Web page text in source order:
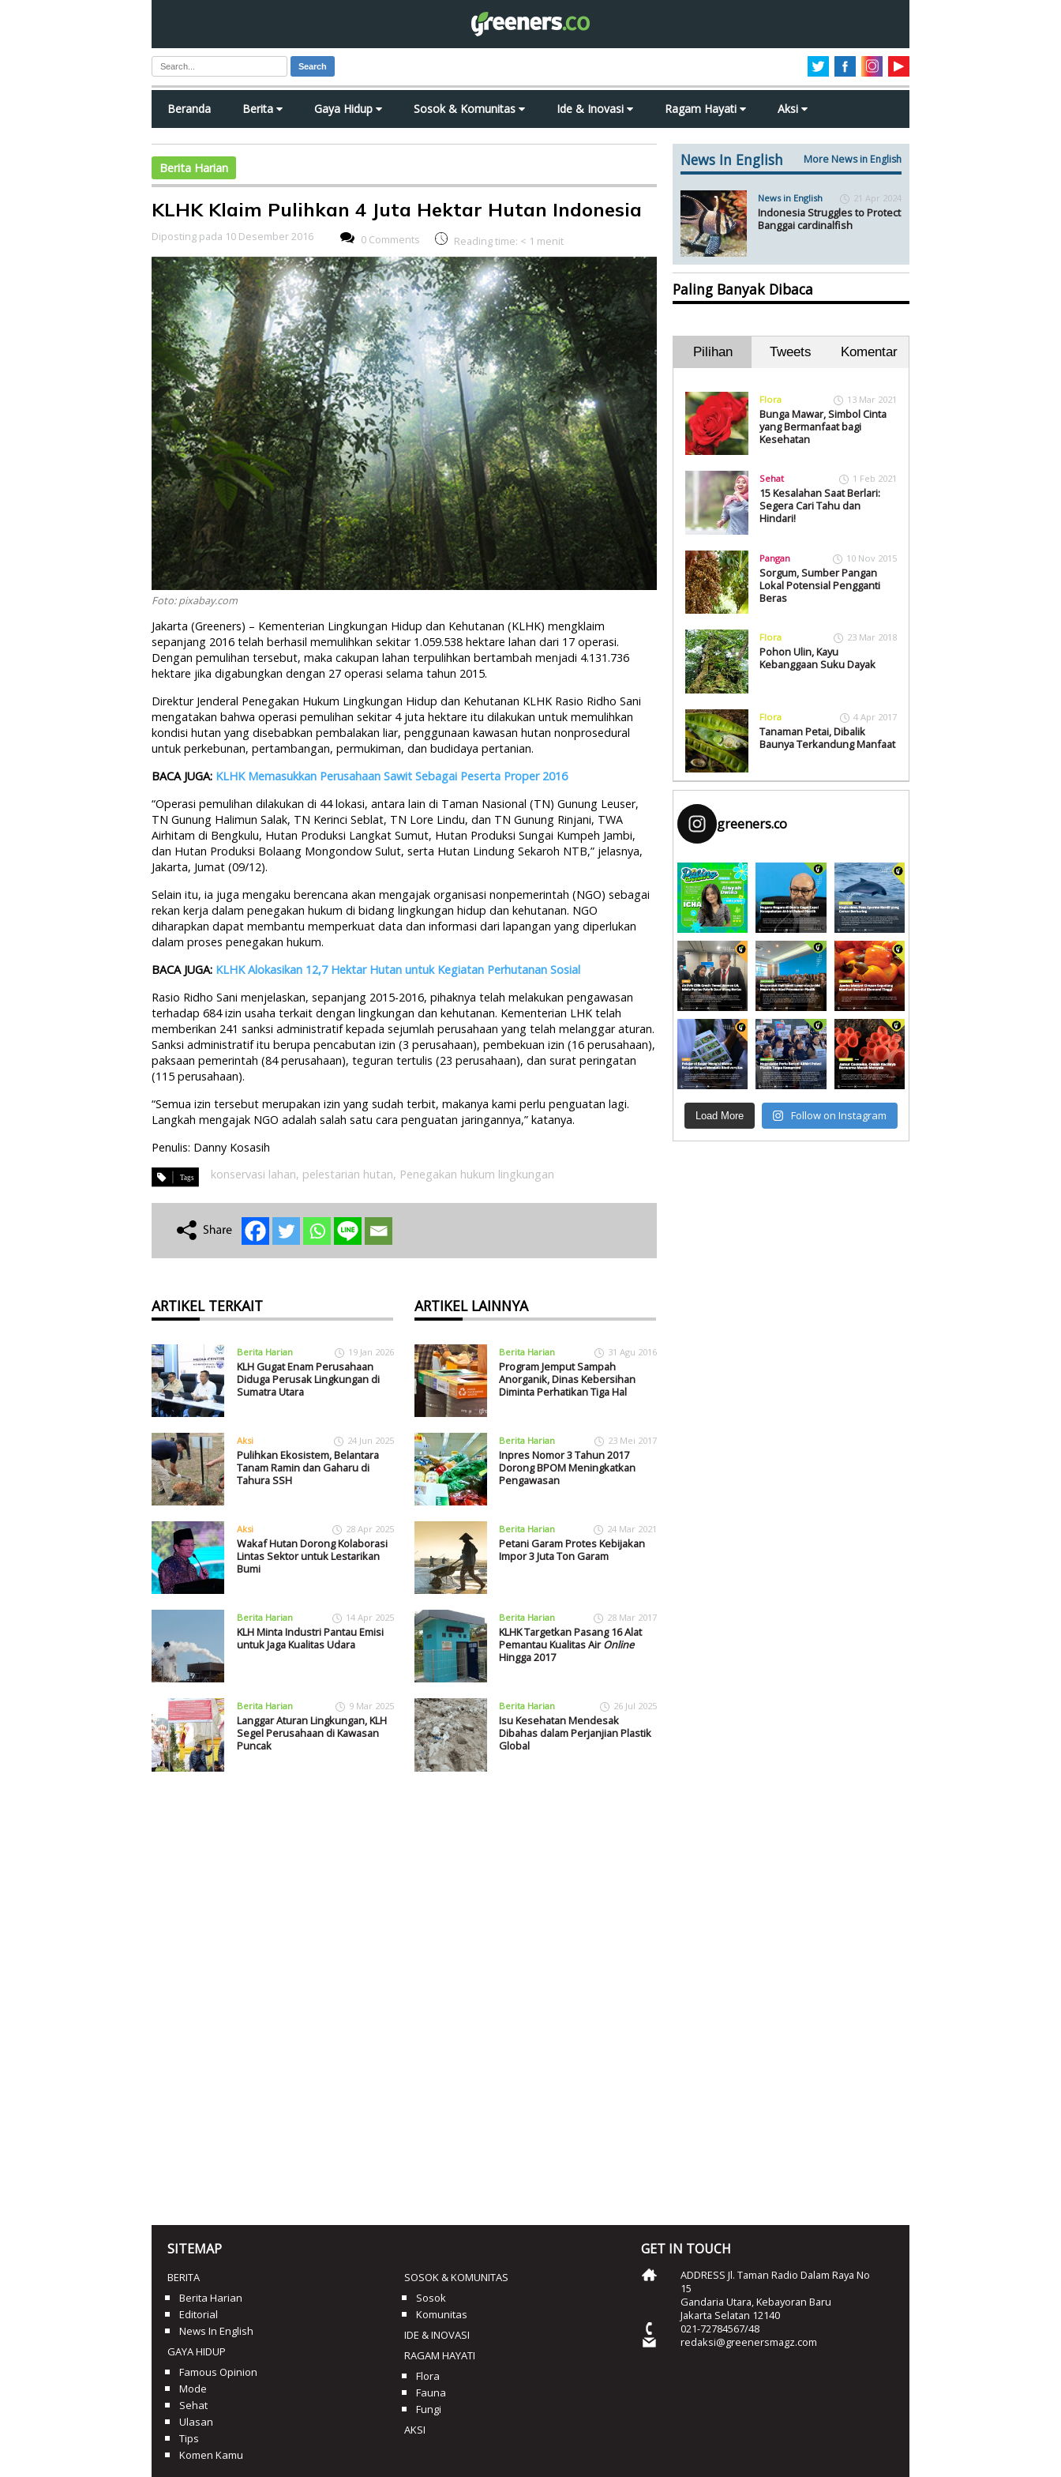
Search
Beranda Berita Gaya Hidup Sosok & Komunitas Ide & Inovasi Ragam Hayati Aksi
Berita Harian
KLHK Klaim Pulihkan 4 Juta Hektar Hutan Indonesia
Diposting pada 10 Desember 2016 0 Comments Reading time: < 1 menit
Foto: pixabay.com
Jakarta (Greeners) – Kementerian Lingkungan Hidup dan Kehutanan (KLHK) mengklaim
sepanjang 2016 telah berhasil memulihkan sekitar 1.059.538 hektare lahan dari 17 operasi.
Dengan pemulihan tersebut, maka cakupan lahan terpulihkan bertambah menjadi 4.131.736
hektare jika digabungkan dengan 27 operasi selama tahun 2015.
Direktur Jenderal Penegakan Hukum Lingkungan Hidup dan Kehutanan KLHK Rasio Ridho Sani
mengatakan bahwa operasi pemulihan sekitar 4 juta hektare itu dilakukan untuk memulihkan
kondisi hutan yang disebabkan pembalakan liar, penggunaan kawasan hutan nonprosedural
untuk perkebunan, pertambangan, permukiman, dan budidaya pertanian.
BACA JUGA: KLHK Memasukkan Perusahaan Sawit Sebagai Peserta Proper 2016
“Operasi pemulihan dilakukan di 44 lokasi, antara lain di Taman Nasional (TN) Gunung Leuser,
TN Gunung Halimun Salak, TN Kerinci Seblat, TN Lore Lindu, dan TN Gunung Rinjani, TWA
Airhitam di Bengkulu, Hutan Produksi Langkat Sumut, Hutan Produksi Sungai Kumpeh Jambi,
dan Hutan Produksi Bolaang Mongondow Sulut, serta Hutan Lindung Sekaroh NTB,” jelasnya,
Jakarta, Jumat (09/12).
Selain itu, ia juga mengaku berencana akan mengajak organisasi nonpemerintah (NGO) sebagai
rekan kerja dalam penegakan hukum di bidang lingkungan hidup dan kehutanan. NGO
diharapkan dapat membantu memperkuat data dan informasi dari lapangan yang diperlukan
dalam proses penegakan hukum.
BACA JUGA: KLHK Alokasikan 12,7 Hektar Hutan untuk Kegiatan Perhutanan Sosial
Rasio Ridho Sani menjelaskan, sepanjang 2015-2016, pihaknya telah melakukan pengawasan
terhadap 684 izin usaha terkait dengan lingkungan dan kehutanan. Kementerian LHK telah
memberikan 241 sanksi administratif kepada sejumlah perusahaan yang telah melanggar aturan.
Sanksi administratif itu berupa pencabutan izin (3 perusahaan), pembekuan izin (16 perusahaan),
paksaan pemerintah (84 perusahaan), teguran tertulis (23 perusahaan), dan surat peringatan
(115 perusahaan).
“Semua izin tersebut merupakan izin yang sudah terbit, makanya kami perlu penguatan lagi.
Langkah mengajak NGO adalah salah satu cara penguatan jaringannya,” katanya.
Penulis: Danny Kosasih
konservasi lahan, pelestarian hutan, Penegakan hukum lingkungan
ARTIKEL TERKAIT
Berita Harian 19 Jan 2026
KLH Gugat Enam Perusahaan
Diduga Perusak Lingkungan di
Sumatra Utara
Aksi 24 Jun 2025
Pulihkan Ekosistem, Belantara
Tanam Ramin dan Gaharu di
Tahura SSH
Aksi 28 Apr 2025
Wakaf Hutan Dorong Kolaborasi
Lintas Sektor untuk Lestarikan
Bumi
Berita Harian 14 Apr 2025
KLH Minta Industri Pantau Emisi
untuk Jaga Kualitas Udara
Berita Harian 9 Mar 2025
Langgar Aturan Lingkungan, KLH
Segel Perusahaan di Kawasan
Puncak
ARTIKEL LAINNYA
Berita Harian 31 Agu 2016
Program Jemput Sampah
Anorganik, Dinas Kebersihan
Diminta Perhatikan Tiga Hal
Berita Harian 23 Mei 2017
Inpres Nomor 3 Tahun 2017
Dorong BPOM Meningkatkan
Pengawasan
Berita Harian 24 Mar 2021
Petani Garam Protes Kebijakan
Impor 3 Juta Ton Garam
Berita Harian 28 Mar 2017
KLHK Targetkan Pasang 16 Alat
Pemantau Kualitas AirOnline
Hingga 2017
Berita Harian 26 Jul 2025
Isu Kesehatan Mendesak
Dibahas dalam Perjanjian Plastik
Global
News In English More News in English
News in English 21 Apr 2024
Indonesia Struggles to Protect
Banggai cardinalfish
Paling Banyak Dibaca
Pilihan Tweets Komentar
Flora 13 Mar 2021
Bunga Mawar, Simbol Cinta
yang Bermanfaat bagi
Kesehatan
Sehat 1 Feb 2021
15 Kesalahan Saat Berlari:
Segera Cari Tahu dan
Hindari!
Pangan 10 Nov 2015
Sorgum, Sumber Pangan
Lokal Potensial Pengganti
Beras
Flora 23 Mar 2018
Pohon Ulin, Kayu
Kebanggaan Suku Dayak
Flora 4 Apr 2017
Tanaman Petai, Dibalik
Baunya Terkandung Manfaat
greeners.co
Load More Follow on Instagram
SITEMAP
BERITA
Berita Harian
Editorial
News In English
GAYA HIDUP
Famous Opinion
Mode
Sehat
Ulasan
Tips
Komen Kamu
SOSOK & KOMUNITAS
Sosok
Komunitas
IDE & INOVASI
RAGAM HAYATI
Flora
Fauna
Fungi
AKSI
GET IN TOUCH
ADDRESS Jl. Taman Radio Dalam Raya No
15
Gandaria Utara, Kebayoran Baru
Jakarta Selatan 12140
021-72784567/48
redaksi@greenersmagz.com